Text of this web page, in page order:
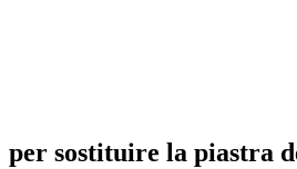
per sostituire la piastra